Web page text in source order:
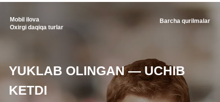
Mobil ilova
Oxirgi daqiqa turlar
YUKLAB OLINGAN — UCHIB
KETDI
Barcha qurilmalar